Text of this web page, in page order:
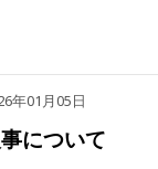
年01月05日
について